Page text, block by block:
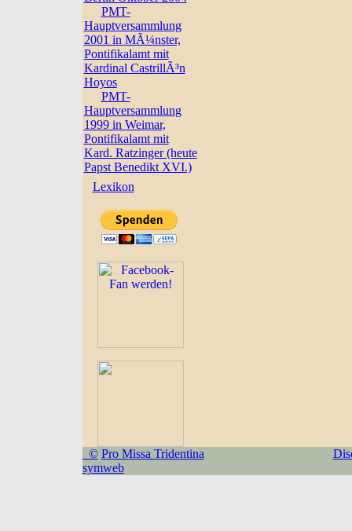
PMT-
Hauptversammlung
2001 in MÃ¼nster,
Pontifikalamt mit
Kardinal CastrillÃ³n
Hoyos
PMT-
Hauptversammlung
1999 in Weimar,
Pontifikalamt mit
Kard. Ratzinger (heute
Papst Benedikt XVI.)
Lexikon
© Pro Missa Tridentina
symweb